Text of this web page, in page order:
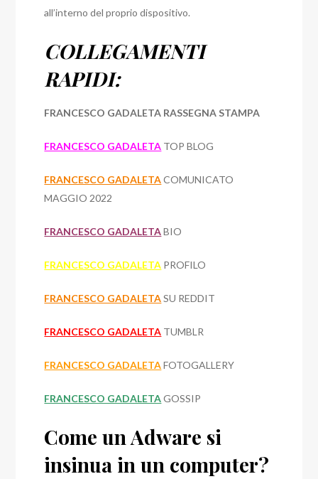
all’interno del proprio dispositivo.
COLLEGAMENTI
RAPIDI:
FRANCESCO GADALETA RASSEGNA STAMPA
FRANCESCO GADALETA TOP BLOG
FRANCESCO GADALETACOMUNICATO
MAGGIO 2022
FRANCESCO GADALETABIO
FRANCESCO GADALETA PROFILO
FRANCESCO GADALETASU REDDIT
FRANCESCO GADALETA TUMBLR
FRANCESCO GADALETAFOTOGALLERY
FRANCESCO GADALETAGOSSIP
Come un Adware si
insinua in un computer?